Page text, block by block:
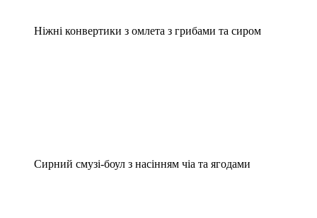
Ніжні конвертики з омлета з грибами та сиром
Сирний смузі-боул з насінням чіа та ягодами